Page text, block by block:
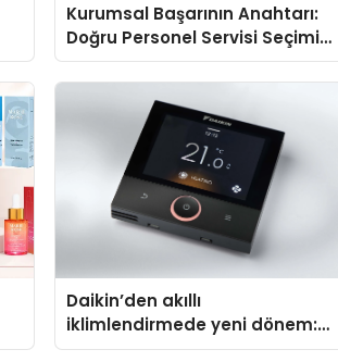
Kurumsal Başarının Anahtarı:
Doğru Personel Servisi Seçimi
ve Süren Turizm Farkı
Daikin’den akıllı
iklimlendirmede yeni dönem:
Madoka Plus Türkiye’de